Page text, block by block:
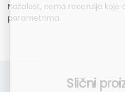
Nažalost, nema recenzija koje
parametrima.
Slični